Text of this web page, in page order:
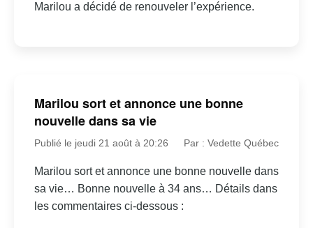
Marilou a décidé de renouveler l’expérience.
Marilou sort et annonce une bonne
nouvelle dans sa vie
Publié le jeudi 21 août à 20:26 Par : Vedette Québec
Marilou sort et annonce une bonne nouvelle dans
sa vie… Bonne nouvelle à 34 ans… Détails dans
les commentaires ci-dessous :